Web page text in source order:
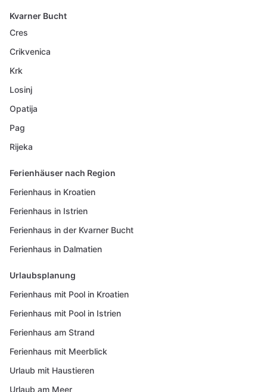
Kvarner Bucht
Cres
Crikvenica
Krk
Losinj
Opatija
Pag
Rijeka
Ferienhäuser nach Region
Ferienhaus in Kroatien
Ferienhaus in Istrien
Ferienhaus in der Kvarner Bucht
Ferienhaus in Dalmatien
Urlaubsplanung
Ferienhaus mit Pool in Kroatien
Ferienhaus mit Pool in Istrien
Ferienhaus am Strand
Ferienhaus mit Meerblick
Urlaub mit Haustieren
Urlaub am Meer